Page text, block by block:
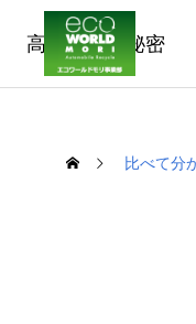
高価買取の秘密
比べて分